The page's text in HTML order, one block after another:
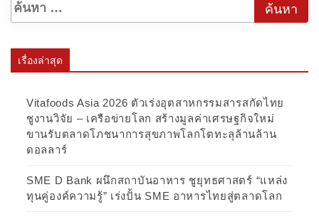
เรื่องล่าสุด
Vitafoods Asia 2026 ตัวเร่งอุตสาหกรรมสารสกัดไทย
ชูงานวิจัย – เครือข่ายโลก สร้างมูลค่าเศรษฐกิจใหม่
ขานรับตลาดโภชนาการสุขภาพโลกโตทะลุล้านล้าน
ดอลลาร์
SME D Bank ผนึกสถาบันอาหาร ชูยุทธศาสตร์ “แหล่ง
ทุนคู่องค์ความรู้” เร่งปั้น SME อาหารไทยสู่ตลาดโลก